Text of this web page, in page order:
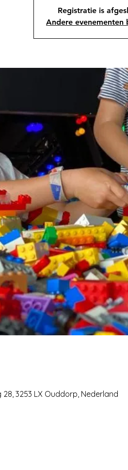
Registratie is
Andere evenementen
3253 LX Ouddorp, Nederland